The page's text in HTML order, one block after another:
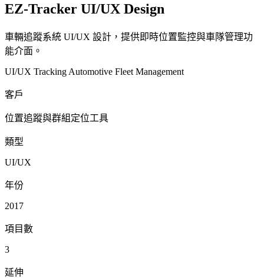
EZ-Tracker UI/UX Design
車輛追蹤系統 UI/UX 設計，提供即時位置監控與車隊管理功
能介面。
UI/UX Tracking Automotive Fleet Management
客戶
位置追蹤與群組定位工具
類型
UI/UX
年份
2017
項目數
3
延伸